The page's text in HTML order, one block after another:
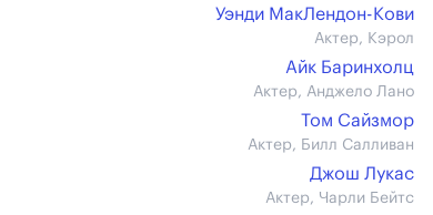
Уэнди МакЛендон-Кови
Актер, Кэрол
Айк Баринхолц
Актер, Анджело Лано
Том Сайзмор
Актер, Билл Салливан
Джош Лукас
Актер, Чарли Бейтс